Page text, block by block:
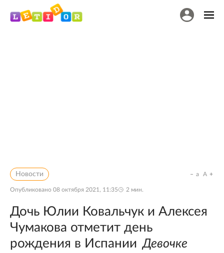
Новости
Опубликовано 08 октября 2021, 11:35 2 мин.
a A
Дочь Юлии Ковальчук и Алексея
Чумакова отметит день
рождения в Испании Девочке